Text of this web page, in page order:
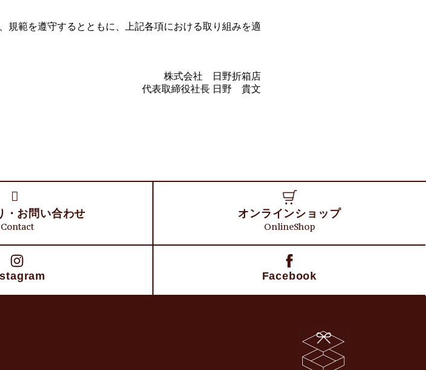
規範を遵守するとともに、上記各項における取り組みを適
株式会社 日野折箱店
代表取締役社長 日野 貴文
・ お問い合わせ
Contact
オンラインショップ
OnlineShop
Facebook